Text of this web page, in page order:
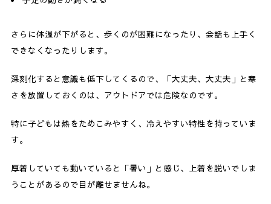
さらに体温が下がると、歩くのが困難になったり、会話も上手く
できなくなったりします。
深刻化すると意識も低下してくるので、「大丈夫、大丈夫」と寒
さを放置しておくのは、アウトドアでは危険なのです。
特に子どもは熱をためこみやすく、冷えやすい特性を持っていま
す。
厚着していても動いていると「暑い」と感じ、上着を脱いでしま
うことがあるので目が離せませんね。